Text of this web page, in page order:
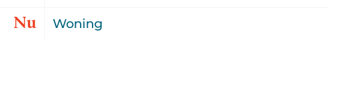
Nu Woning